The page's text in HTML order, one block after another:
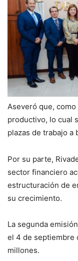
Aseveró que,
productivo, lo cual
plazas de trabajo a
Por su parte,
sector financiero
estructuración de
su crecimiento.
La segunda
el 4 de septiembre
millones.